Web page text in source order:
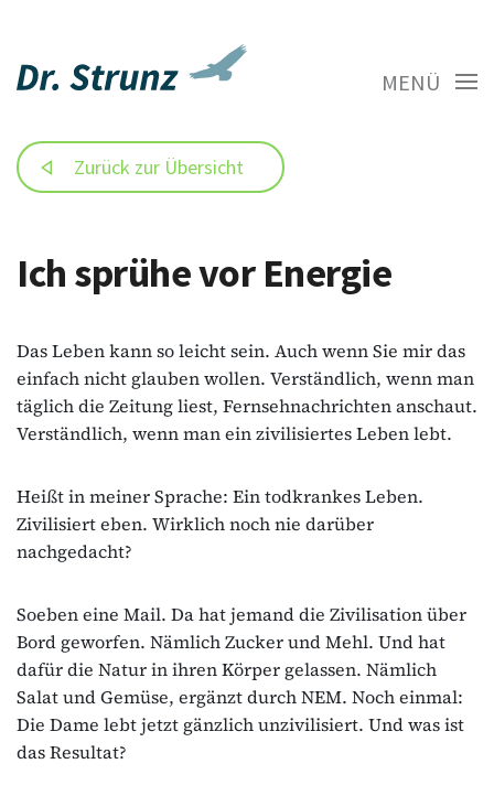
MENÜ
Zurück zur Übersicht
Ich sprühe vor Energie
Das Leben kann so leicht sein. Auch wenn Sie mir das
einfach nicht glauben wollen. Verständlich, wenn man
täglich die Zeitung liest, Fernsehnachrichten anschaut.
Verständlich, wenn man ein zivilisiertes Leben lebt.
Heißt in meiner Sprache: Ein todkrankes Leben.
Zivilisiert eben. Wirklich noch nie darüber
nachgedacht?
Soeben eine Mail. Da hat jemand die Zivilisation über
Bord geworfen. Nämlich Zucker und Mehl. Und hat
dafür die Natur in ihren Körper gelassen. Nämlich
Salat und Gemüse, ergänzt durch NEM. Noch einmal:
Die Dame lebt jetzt gänzlich unzivilisiert. Und was ist
das Resultat?